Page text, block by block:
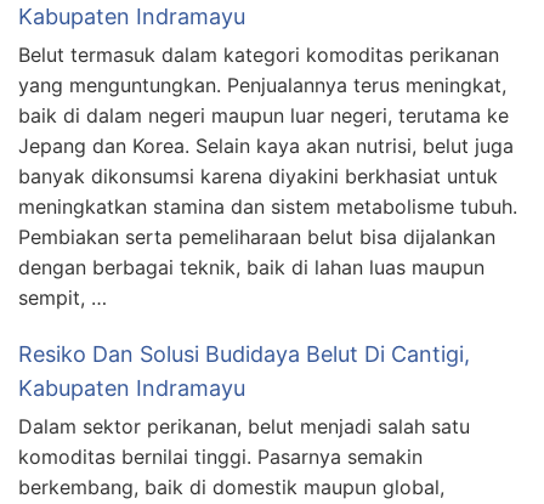
Kabupaten Indramayu
Belut termasuk dalam kategori komoditas perikanan
yang menguntungkan. Penjualannya terus meningkat,
baik di dalam negeri maupun luar negeri, terutama ke
Jepang dan Korea. Selain kaya akan nutrisi, belut juga
banyak dikonsumsi karena diyakini berkhasiat untuk
meningkatkan stamina dan sistem metabolisme tubuh.
Pembiakan serta pemeliharaan belut bisa dijalankan
dengan berbagai teknik, baik di lahan luas maupun
sempit, …
Resiko Dan Solusi Budidaya Belut Di Cantigi,
Kabupaten Indramayu
Dalam sektor perikanan, belut menjadi salah satu
komoditas bernilai tinggi. Pasarnya semakin
berkembang, baik di domestik maupun global,